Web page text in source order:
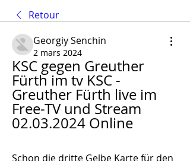
Retour
Georgiy Senchin
2 mars 2024
KSC gegen Greuther
Fürth im tv KSC -
Greuther Fürth live im
Free-TV und Stream
02.03.2024 Online
Schon die dritte Gelbe Karte für den